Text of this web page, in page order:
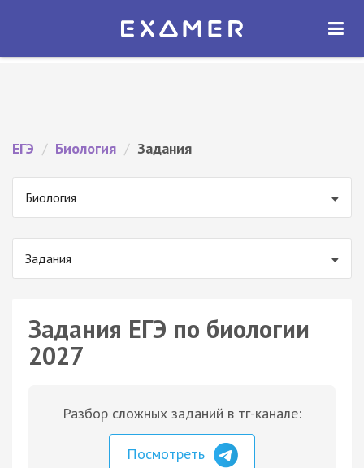
Экзамер — ЕГЭ 2027
ОТКРЫТЬ
ЕГЭ / Биология / Задания
Биология
Задания
Задания ЕГЭ по биологии
2027
Разбор сложных заданий в тг-канале:
Посмотреть